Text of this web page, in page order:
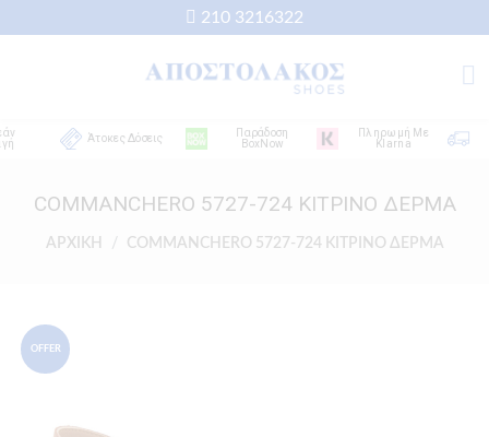
210 3216322
Άτοκες Δόσεις
Παράδοση
BoxNow
Πληρωμή Με
Klarna
COMMANCHERO 5727-724 ΚΙΤΡΙΝΟ ΔΕΡΜΑ
ΑΡΧΙΚΗ COMMANCHERO 5727-724 ΚΙΤΡΙΝΟ ΔΕΡΜΑ
OFFER